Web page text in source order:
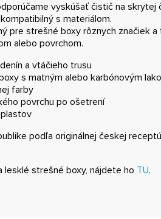
vyskúšať čistič na skrytej
s materiálom.
pre strešné boxy rôznych značiek
alebo povrchom.
a vtáčieho trusu
s matným alebo karbónovým
farby
povrchu po ošetrení
podľa originálnej českej
lesklé strešné boxy, nájdete ho TU.